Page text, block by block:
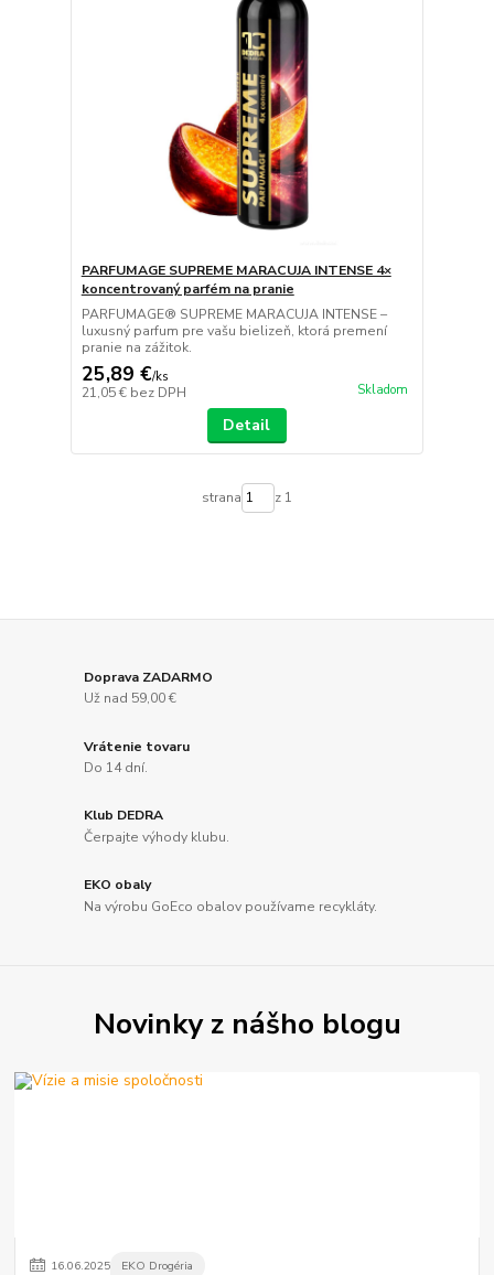
PARFUMAGE SUPREME MARACUJA INTENSE 4×
koncentrovaný parfém na pranie
PARFUMAGE® SUPREME MARACUJA INTENSE –
luxusný parfum pre vašu bielizeň, ktorá premení
pranie na zážitok.
25,89 €/ks
21,05 € bez DPH Skladom
Detail
strana z 1
Doprava ZADARMO
Už nad 59,00 €
Vrátenie tovaru
Do 14 dní.
Klub DEDRA
Čerpajte výhody klubu.
EKO obaly
Na výrobu GoEco obalov používame recykláty.
Novinky z nášho blogu
16.06.2025 EKO Drogéria